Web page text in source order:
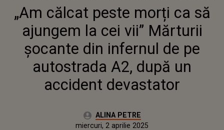
AJUNGEM LA CEI VII” MĂRTURII
ȘOCANTE DIN INFERNUL DE PE
AUTOSTRADA A2, DUPĂ UN
ACCIDENT DEVASTATOR
„Am călcat peste morți ca să
ajungem la cei vii” Mărturii
șocante din infernul de pe
autostrada A2, după un
accident devastator
Autor:ALINA PETRE
Publicat:
miercuri, 2 aprilie 2025